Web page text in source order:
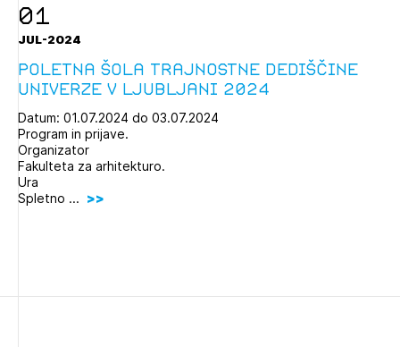
Izbrana vsebina je namenjena le ZAPS
registriranim uporabnikom. Da lahko do nje
01
JUL-2024
Poletna šola trajnostne dediščine
Univerze v Ljubljani 2024
Datum: 01.07.2024 do 03.07.2024
Program in prijave.
Organizator
Fakulteta za arhitekturo.
Ura
Spletno ...